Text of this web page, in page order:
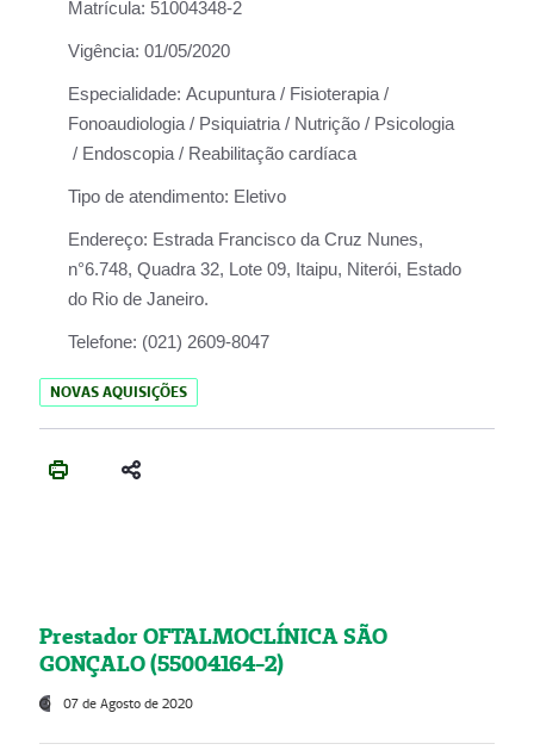
Matrícula: 51004348-2
Vigência: 01/05/2020
Especialidade: Acupuntura / Fisioterapia /
Fonoaudiologia / Psiquiatria / Nutrição / Psicologia
/ Endoscopia / Reabilitação cardíaca
Tipo de atendimento: Eletivo
Endereço: Estrada Francisco da Cruz Nunes,
n°6.748, Quadra 32, Lote 09, Itaipu, Niterói, Estado
do Rio de Janeiro.
Telefone: (021) 2609-8047
NOVAS AQUISIÇÕES
Prestador OFTALMOCLÍNICA SÃO
GONÇALO (55004164-2)
07 de Agosto de 2020